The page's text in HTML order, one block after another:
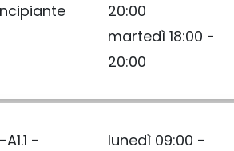
20:00
martedì 18:00 -
20:00
-
lunedì 09:00 -